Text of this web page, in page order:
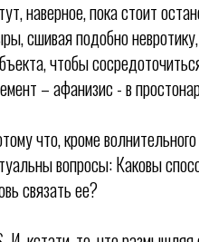
наверное, пока стоит
сшивая подобно
чтобы
– афанизис - в
что, кроме
вопросы: Каковы
связать ее?